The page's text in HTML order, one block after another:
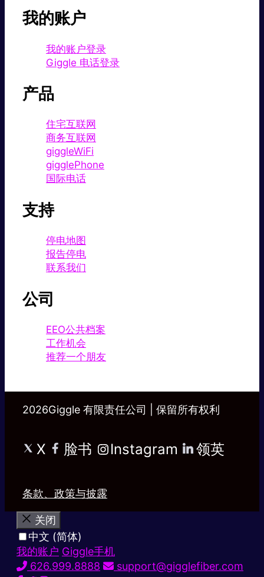
我的账户
我的账户登录
Giggle 电话登录
产品
住宅互联网
商务互联网
giggleWiFi
gigglePhone
国际电话
支持
停电地图
报告停电
联系我们
公司
EEO公共档案
工作机会
推荐一个朋友
2026Giggle 有限责任公司 | 保留所有权利
X 脸书 Instagram 领英
条款、政策与披露
关闭
中文 (简体)
我的账户 Giggle手机
626.999.8888
support@gigglefiber.com